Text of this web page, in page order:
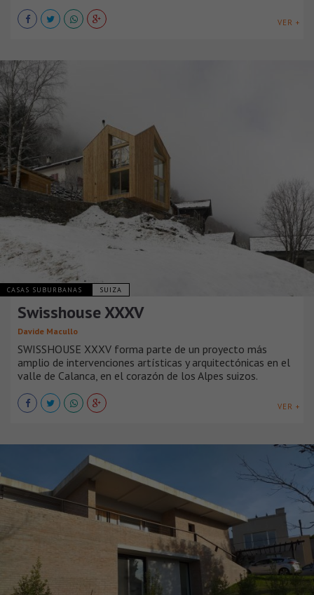
VER +
CASAS SUBURBANAS SUIZA
Swisshouse XXXV
Davide Macullo
SWISSHOUSE XXXV forma parte de un proyecto más
amplio de intervenciones artísticas y arquitectónicas en el
valle de Calanca, en el corazón de los Alpes suizos.
VER +